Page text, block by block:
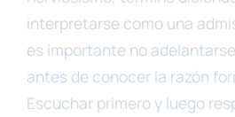
interpretarse como una
es importante no
antes de conocer la razón
Escuchar primero y luego